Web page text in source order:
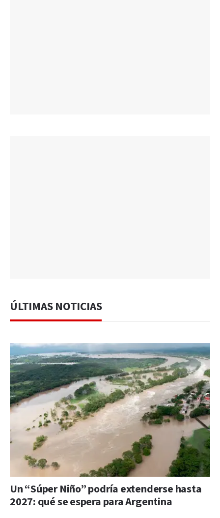
ÚLTIMAS NOTICIAS
Un “Súper Niño” podría extenderse hasta
2027: qué se espera para Argentina